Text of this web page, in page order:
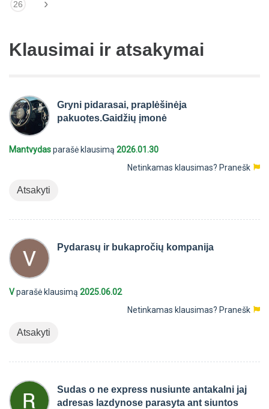
26 ›
Klausimai ir atsakymai
Gryni pidarasai, praplėšinėja
pakuotes.Gaidžių įmonė
Mantvydasparašė klausimą 2026.01.30
Netinkamas klausimas? Pranešk
Atsakyti
Pydarasų ir bukapročių kompanija
Vparašė klausimą 2025.06.02
Netinkamas klausimas? Pranešk
Atsakyti
Sudas o ne express nusiunte antakalni jaj
adresas lazdynose parasyta ant siuntos